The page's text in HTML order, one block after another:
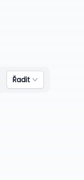
Řadit